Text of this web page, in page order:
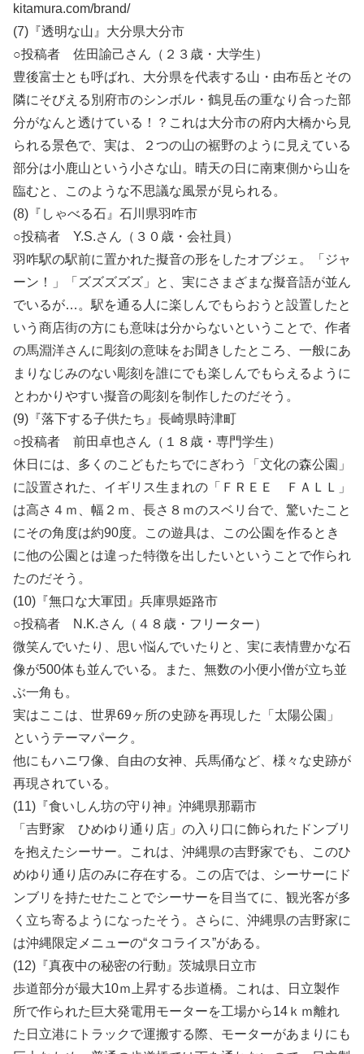
kitamura.com/brand/
(7)『透明な山』大分県大分市
○投稿者 佐田諭己さん（２３歳・大学生）
豊後富士とも呼ばれ、大分県を代表する山・由布岳とその
隣にそびえる別府市のシンボル・鶴見岳の重なり合った部
分がなんと透けている！？これは大分市の府内大橋から見
られる景色で、実は、２つの山の裾野のように見えている
部分は小鹿山という小さな山。晴天の日に南東側から山を
臨むと、このような不思議な風景が見られる。
(8)『しゃべる石』石川県羽咋市
○投稿者 Y.S.さん（３０歳・会社員）
羽咋駅の駅前に置かれた擬音の形をしたオブジェ。「ジャ
ーン！」「ズズズズズ」と、実にさまざまな擬音語が並ん
でいるが…。駅を通る人に楽しんでもらおうと設置したと
いう商店街の方にも意味は分からないということで、作者
の馬淵洋さんに彫刻の意味をお聞きしたところ、一般にあ
まりなじみのない彫刻を誰にでも楽しんでもらえるように
とわかりやすい擬音の彫刻を制作したのだそう。
(9)『落下する子供たち』長崎県時津町
○投稿者 前田卓也さん（１８歳・専門学生）
休日には、多くのこどもたちでにぎわう「文化の森公園」
に設置された、イギリス生まれの「ＦＲＥＥ ＦＡＬＬ」
は高さ４ｍ、幅２ｍ、長さ８ｍのスベリ台で、驚いたこと
にその角度は約90度。この遊具は、この公園を作るとき
に他の公園とは違った特徴を出したいということで作られ
たのだそう。
(10)『無口な大軍団』兵庫県姫路市
○投稿者 N.K.さん（４８歳・フリーター）
微笑んでいたり、思い悩んでいたりと、実に表情豊かな石
像が500体も並んでいる。また、無数の小便小僧が立ち並
ぶ一角も。
実はここは、世界69ヶ所の史跡を再現した「太陽公園」
というテーマパーク。
他にもハニワ像、自由の女神、兵馬俑など、様々な史跡が
再現されている。
(11)『食いしん坊の守り神』沖縄県那覇市
「吉野家 ひめゆり通り店」の入り口に飾られたドンブリ
を抱えたシーサー。これは、沖縄県の吉野家でも、このひ
めゆり通り店のみに存在する。この店では、シーサーにド
ンブリを持たせたことでシーサーを目当てに、観光客が多
く立ち寄るようになったそう。さらに、沖縄県の吉野家に
は沖縄限定メニューの“タコライス”がある。
(12)『真夜中の秘密の行動』茨城県日立市
歩道部分が最大10ｍ上昇する歩道橋。これは、日立製作
所で作られた巨大発電用モーターを工場から14ｋｍ離れ
た日立港にトラックで運搬する際、モーターがあまりにも